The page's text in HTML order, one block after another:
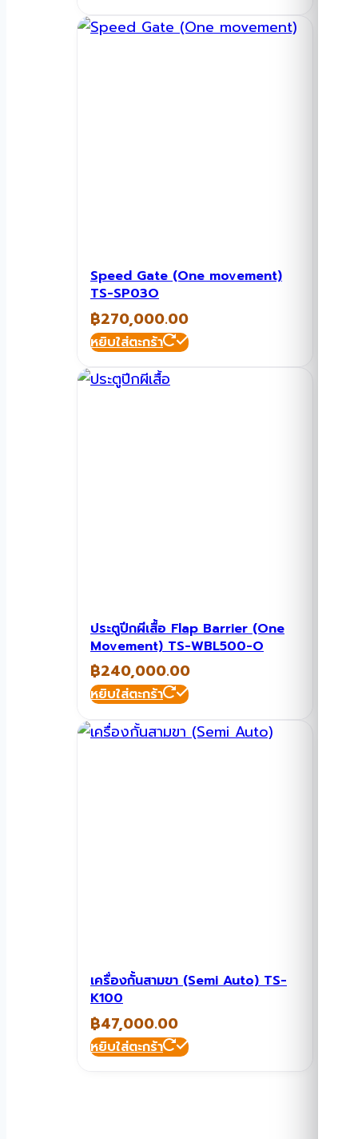
Speed Gate (One movement)
TS-SP03O
฿270,000.00
หยิบใส่ตะกร้า
ประตูปีกผีเสื้อ Flap Barrier (One
Movement) TS-WBL500-O
฿240,000.00
หยิบใส่ตะกร้า
เครื่องกั้นสามขา (Semi Auto) TS-
K100
฿47,000.00
หยิบใส่ตะกร้า